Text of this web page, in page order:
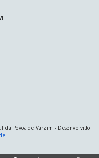
da Póvoa de Varzim - Desenvolvido